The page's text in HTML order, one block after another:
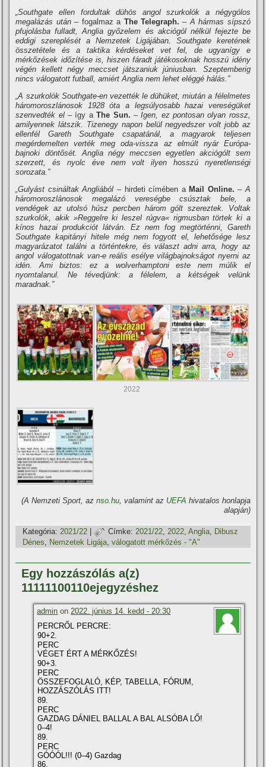
„Southgate ellen fordultak dühös angol szurkolók a négygólos
megalázás után – fogalmaz a The Telegraph. – A hármas sípszó
pfujolásba fulladt, Anglia győzelem és akciógól nélkül fejezte be
eddigi szereplését a Nemzetek Ligájában. Southgate keretének
összetétele és a taktika kérdéseket vet fel, de ugyanígy e
mérkőzések időzítése is, hiszen fáradt játékosoknak hosszú idény
végén kellett négy meccset játszaniuk júniusban. Szeptemberig
nincs válogatott futball, amiért Anglia nem lehet eléggé hálás.”
„A szurkolók Southgate-en vezették le dühüket, miután a félelmetes
háromoroszlánosok 1928 óta a legsúlyosabb hazai vereségüket
szenvedték el –így aThe Sun. – Igen, ez pontosan olyan rossz,
amilyennek látszik. Tizenegy napon belül negyedszer volt jobb az
ellenfél Gareth Southgate csapatánál, a magyarok teljesen
megérdemelten verték meg oda-vissza az elmúlt nyár Európa-
bajnoki döntősét. Anglia négy meccsen egyetlen akciógólt sem
szerzett, és nyolc éve nem volt ilyen hosszú nyeretlenségi
sorozata.”
„Gulyást csináltak Angliából –hirdeti címében a Mail Online. – A
háromoroszlánosok megalázó vereségbe csúsztak bele, a
vendégek az utolsó húsz percben három gólt szereztek. Voltak
szurkolók, akik »Reggelre ki leszel rúgva« rigmusban törtek ki a
kínos hazai produkciót látván. Ez nem fog megtörténni, Gareth
Southgate kapitányi hitele még nem fogyott el, lehetősége lesz
magyarázatot találni a történtekre, és választ adni arra, hogy az
angol válogatottnak van-e reális esélye világbajnokságot nyerni az
idén. Ami biztos: ez a wolverhamptoni este nem múlik el
nyomtalanul. Ne tévedjünk: a félelem, a kétségek velünk
maradnak.”
2022
(A Nemzeti Sport, az nso.hu, valamint az UEFA hivatalos honlapja
alapján)
Kategória: 2021/22 | Címke: 2021/22,2022,Anglia, Dibusz
Dénes
Nemzetek Ligája ,válogatott mérkőzés - "A"
Egy hozzászólás a(z)
11111100110ejegyzéshez
admin on 2022. június 14. kedd - 20:30
PERCRŐL PERCRE:
90+2.
PERC
VÉGET ÉRT A MÉRKŐZÉS!
90+3.
PERC
ÖSSZEFOGLALÓ, KÉP, TABELLA, FÓRUM,
HOZZÁSZÓLÁS ITT!
89.
PERC
GAZDAG DÁNIEL BALLAL A BAL ALSÓBA LŐ!
0–4!
89.
PERC
GÓÓÓL!!! (0–4) Gazdag
86.